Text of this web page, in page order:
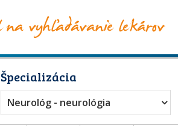
Špecializácia
Neurológ - neurológia